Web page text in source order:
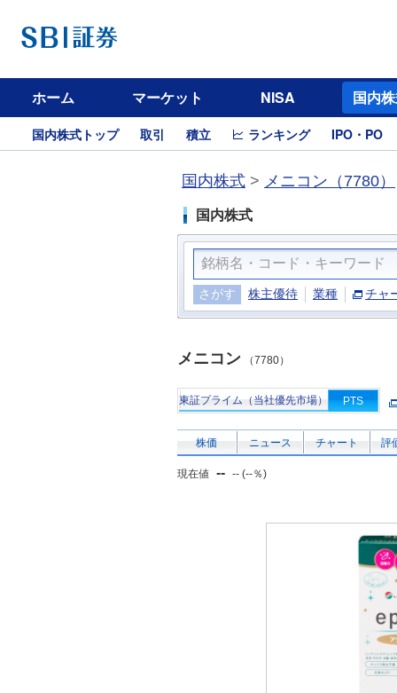
ホーム マーケット NISA 国内
国内株式トップ 取引 積立 ランキング IPO・PO
国内株式 > メニコン（7780）
国内株式
さがす 株主優待 業種 チャ
メニコン （7780）
東証プライム（当社優先市場） PTS
株価 ニュース チャート 評
現在値 -- -- (--％)